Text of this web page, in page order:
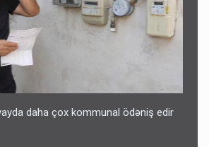
daha çox kommunal ödəniş edir